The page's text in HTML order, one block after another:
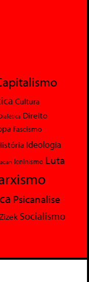
Cultura
Direito
Fascismo
Ideologia
leninismo Luta
Psicanalise
Socialismo